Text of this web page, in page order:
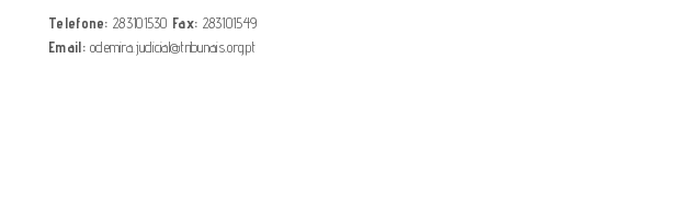
Telefone: 283101530 Fax: 283101549
Email:odemira.judicial@tribunais.org.pt